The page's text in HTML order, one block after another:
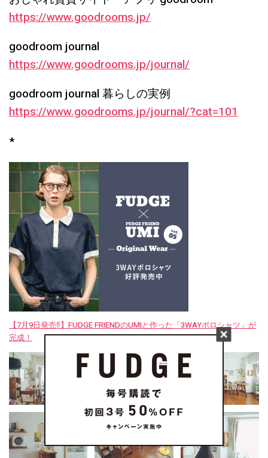
https://www.goodrooms.jp/
goodroom journal
https://www.goodrooms.jp/journal/
goodroom journal 暮らしの実例
https://www.goodrooms.jp/journal/?cat=101
*
【7月9日発売‼︎】FUDGE FRIENDのUMIと作った「3WAYポロシャツ」が
完成！